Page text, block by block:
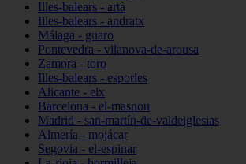
Illes-balears - artà
Illes-balears - andratx
Málaga - guaro
Pontevedra - vilanova-de-arousa
Zamora - toro
Illes-balears - esporles
Alicante - elx
Barcelona - el-masnou
Madrid - san-martín-de-valdeiglesias
Almería - mojácar
Segovia - el-espinar